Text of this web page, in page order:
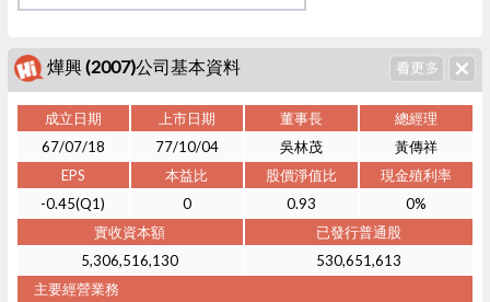
燁興 (2007)公司基本資料
成立日期 上市日期 董事長
總經理
67/07/18
77/10/04 吳林茂
黃傳祥
EPS
本益比 股價淨值比
現金殖利率
-0.45(Q1)
0 0.93
0%
實收資本額
已發行普通股
5,306,516,130
530,651,613
主要經營業務